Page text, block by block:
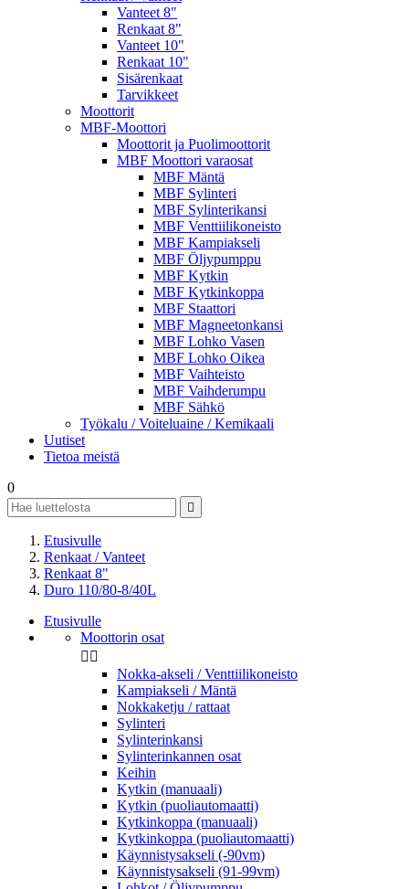
Vanteet 8"
Renkaat 8"
Vanteet 10"
Renkaat 10"
Sisärenkaat
Tarvikkeet
Moottorit
MBF-Moottori
Moottorit ja Puolimoottorit
MBF Moottori varaosat
MBF Mäntä
MBF Sylinteri
MBF Sylinterikansi
MBF Venttiilikoneisto
MBF Kampiakseli
MBF Öljypumppu
MBF Kytkin
MBF Kytkinkoppa
MBF Staattori
MBF Magneetonkansi
MBF Lohko Vasen
MBF Lohko Oikea
MBF Vaihteisto
MBF Vaihderumpu
MBF Sähkö
Työkalu / Voiteluaine / Kemikaali
Uutiset
Tietoa meistä
0

Etusivulle
Renkaat / Vanteet
Renkaat 8"
Duro 110/80-8/40L
Etusivulle
Moottorin osat
 
Nokka-akseli / Venttiilikoneisto
Kampiakseli / Mäntä
Nokkaketju / rattaat
Sylinteri
Sylinterinkansi
Sylinterinkannen osat
Keihin
Kytkin (manuaali)
Kytkin (puoliautomaatti)
Kytkinkoppa (manuaali)
Kytkinkoppa (puoliautomaatti)
Käynnistysakseli (-90vm)
Käynnistysakseli (91-99vm)